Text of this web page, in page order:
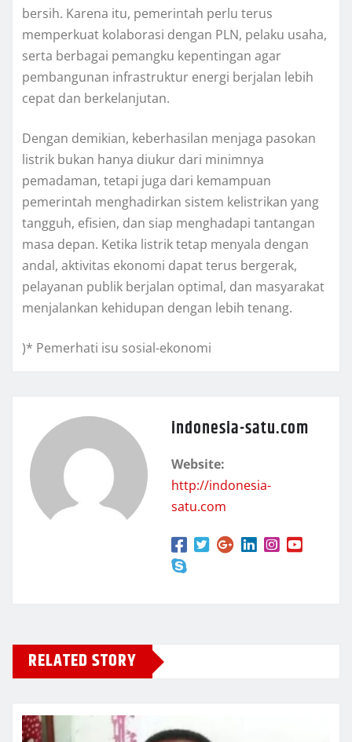
bersih. Karena itu, pemerintah perlu terus
memperkuat kolaborasi dengan PLN, pelaku usaha,
serta berbagai pemangku kepentingan agar
pembangunan infrastruktur energi berjalan lebih
cepat dan berkelanjutan.
Dengan demikian, keberhasilan menjaga pasokan
listrik bukan hanya diukur dari minimnya
pemadaman, tetapi juga dari kemampuan
pemerintah menghadirkan sistem kelistrikan yang
tangguh, efisien, dan siap menghadapi tantangan
masa depan. Ketika listrik tetap menyala dengan
andal, aktivitas ekonomi dapat terus bergerak,
pelayanan publik berjalan optimal, dan masyarakat
menjalankan kehidupan dengan lebih tenang.
)* Pemerhati isu sosial-ekonomi
indonesia-satu.com
Website:
http://indonesia-
satu.com
RELATED STORY